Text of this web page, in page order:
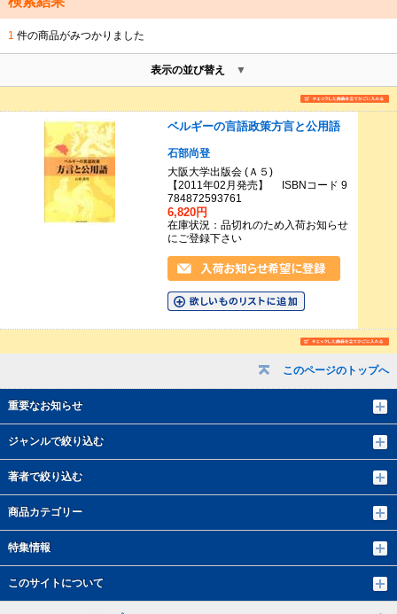
このページのトップへ
重要なお知らせ
ジャンルで絞り込む
著者で絞り込む
商品カテゴリー
特集情報
このサイトについて
1 件の商品がみつかりました
表示の並び替え
ベルギーの言語政策方言と公用語
石部尚登
大阪大学出版会 (Ａ５)
【2011年02月発売】 ISBNコード 9
784872593761
6,820円
在庫状況：品切れのため入荷お知らせ
にご登録下さい